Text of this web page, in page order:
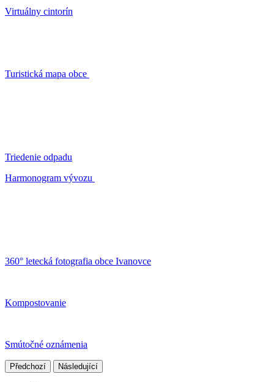
Virtuálny cintorín
Turistická mapa obce
Triedenie odpadu
Harmonogram vývozu
360° letecká fotografia obce Ivanovce
Kompostovanie
Smútočné oznámenia
Předchozí Následující